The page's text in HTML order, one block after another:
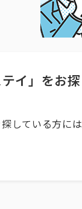
テイ」をお
している方に